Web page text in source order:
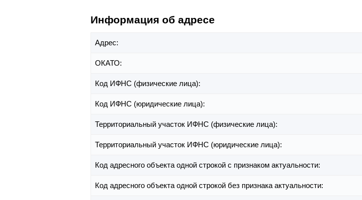
Информация об адресе
Адрес:
ОКАТО:
Код ИФНС (физические лица):
Код ИФНС (юридические лица):
Территориальный участок ИФНС (физические лица):
Территориальный участок ИФНС (юридические лица):
Код адресного объекта одной строкой с признаком актуальности:
Код адресного объекта одной строкой без признака актуальности: